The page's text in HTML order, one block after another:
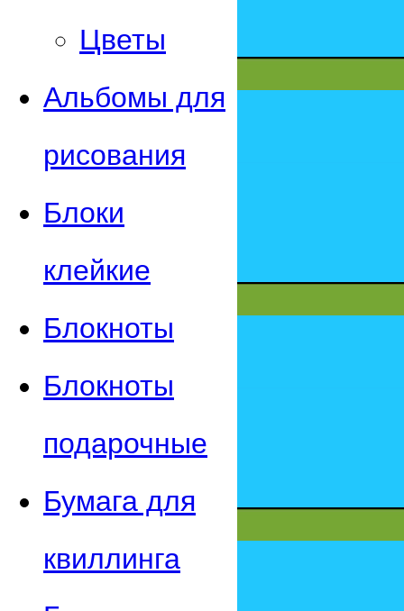
Цветы
Альбомы для
рисования
Блоки
клейкие
Блокноты
Блокноты
подарочные
Бумага для
квиллинга